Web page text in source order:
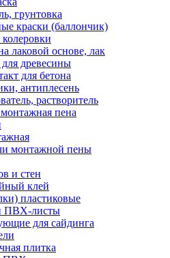
грунтовка
краски (баллончик)
лаковой основе, лак
древесины
для бетона
антиплесень
растворитель
пена
монтажной пены
и стен
клей
пластиковые
ПВХ-листы
для сайдинга
плитка